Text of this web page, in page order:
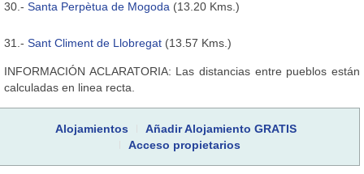
30.- Santa Perpètua de Mogoda (13.20 Kms.)
31.- Sant Climent de Llobregat (13.57 Kms.)
INFORMACIÓN ACLARATORIA: Las distancias entre pueblos están
calculadas en linea recta.
Alojamientos
Añadir Alojamiento GRATIS
Acceso propietarios